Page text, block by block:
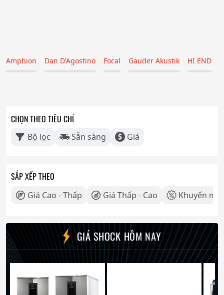
Amphion Dan D'Agostino Focal Gauder Akustik HI END
CHỌN THEO TIÊU CHÍ
Bộ lọc Sẵn sàng Giá
SẮP XẾP THEO
Giá Cao - Thấp Giá Thấp - Cao Khuyến mãi
GIÁ SHOCK HÔM NAY